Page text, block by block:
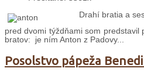
Drahí bratia a
pred dvomi týždňami som
bratov: je ním Anton z Padovy...
Posolstvo pápeža